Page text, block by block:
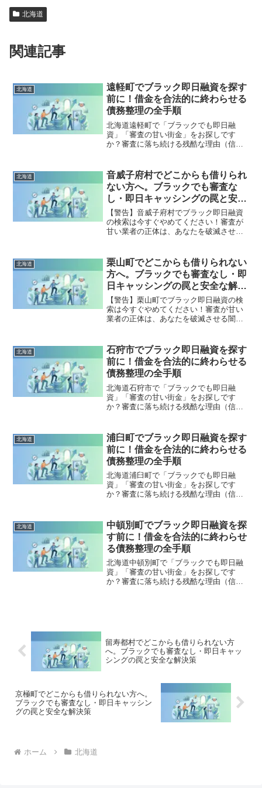
北海道
関連記事
北海道
遠軽町でブラック即日融資を探す
前に！借金を合法的に終わらせる
債務整理の全手順
北海道遠軽町で「ブラックでも即日融
資」「審査の甘い街金」をお探しです
か？審査に落ち続ける残酷な理由（信用
まで徹底解説。多重債務の地獄から抜け
出し、合法的に借金を減額・免除する
「債務整理」の正しい知識と、今すぐ督
促を止める無料相談窓口をご案内しま
す。
北海道
音威子府村でどこからも借りられ
ない方へ。ブラックでも審査な
し・即日キャッシングの罠と安全
な解決策
【警告】音威子府村でブラック即日融資
の検索は今すぐやめてください！審査が
甘い業者の正体は、あなたを破滅させる
音威子府村で違法業者を避け、借金地獄
から抜け出した方々の実体験と確実な解
決策を完全公開。
北海道
栗山町でどこからも借りられない
方へ。ブラックでも審査なし・即
日キャッシングの罠と安全な解決
策
【警告】栗山町でブラック即日融資の検
索は今すぐやめてください！審査が甘い
業者の正体は、あなたを破滅させる闇金
町で違法業者を避け、借金地獄から抜け
出した方々の実体験と確実な解決策を完
全公開。
北海道
石狩市でブラック即日融資を探す
前に！借金を合法的に終わらせる
債務整理の全手順
北海道石狩市で「ブラックでも即日融
資」「審査の甘い街金」をお探しです
か？審査に落ち続ける残酷な理由（信用
まで徹底解説。多重債務の地獄から抜け
出し、合法的に借金を減額・免除する
「債務整理」の正しい知識と、今すぐ督
促を止める無料相談窓口をご案内しま
す。
北海道
浦臼町でブラック即日融資を探す
前に！借金を合法的に終わらせる
債務整理の全手順
北海道浦臼町で「ブラックでも即日融
資」「審査の甘い街金」をお探しです
か？審査に落ち続ける残酷な理由（信用
まで徹底解説。多重債務の地獄から抜け
出し、合法的に借金を減額・免除する
「債務整理」の正しい知識と、今すぐ督
促を止める無料相談窓口をご案内しま
す。
北海道
中頓別町でブラック即日融資を探
す前に！借金を合法的に終わらせ
る債務整理の全手順
北海道中頓別町で「ブラックでも即日融
資」「審査の甘い街金」をお探しです
か？審査に落ち続ける残酷な理由（信用
促を止める無料相談窓口をご案内しま
す。
留寿都村でどこからも借りられない方
へ。ブラックでも審査なし・即日キャッ
シングの罠と安全な解決策
京極町でどこからも借りられない方へ。
ブラックでも審査なし・即日キャッシン
グの罠と安全な解決策
ホーム 北海道